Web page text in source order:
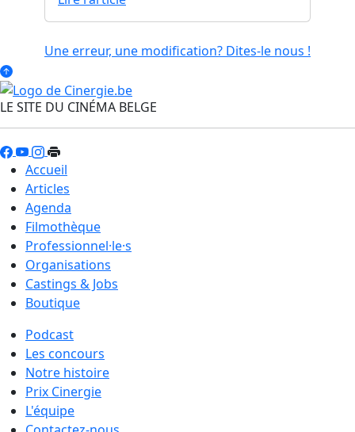
Une erreur, une modification? Dites-le nous !
LE SITE DU CINÉMA BELGE
Accueil
Articles
Agenda
Filmothèque
Professionnel·le·s
Organisations
Castings & Jobs
Boutique
Podcast
Les concours
Notre histoire
Prix Cinergie
L'équipe